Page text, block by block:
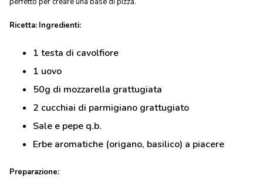
Ricetta: Ingredienti:
1 testa di cavolfiore
1 uovo
50g di mozzarella grattugiata
2 cucchiai di parmigiano grattugiato
Sale e pepe q.b.
Erbe aromatiche (origano, basilico) a piacere
Preparazione: